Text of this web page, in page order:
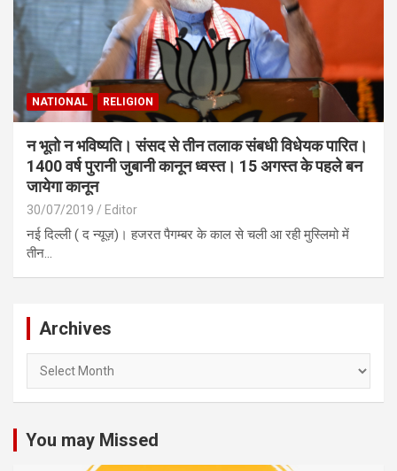
NATIONAL RELIGION
न भूतो न भविष्यति। संसद से तीन तलाक संबधी विधेयक पारित।
1400 वर्ष पुरानी जुबानी कानून ध्वस्त। 15 अगस्त के पहले बन
जायेगा कानून
30/07/2019 Editor
नई दिल्ली ( द न्यूज़)। हजरत पैगम्बर के काल से चली आ रही मुस्लिमो में
तीन…
Archives
You may Missed